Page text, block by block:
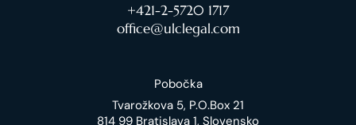
+421-2-5720 1717
office@ulclegal.com
Pobočka
Tvarožkova 5, P.O.Box 21
814 99 Bratislava 1, Slovensko